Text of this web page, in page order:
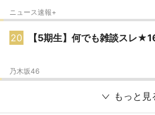
ニュース速報+
20 【5期生】何でも雑談スレ
乃木坂46
もっと見